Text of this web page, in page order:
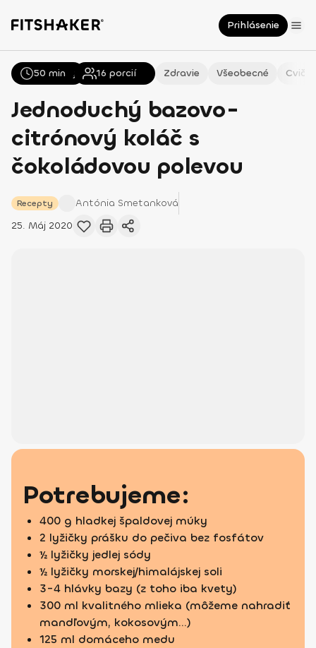
Prihlásenie
Všetky Recepty Zdravie Všeobecné
Jednoduchý bazovo-
citrónový koláč s
čokoládovou polevou
Recepty Antónia Smetanková
25. Máj 2020
50 min 16 porcií
Potrebujeme:
400 g hladkej špaldovej múky
2 lyžičky prášku do pečiva bez fosfátov
½ lyžičky jedlej sódy
½ lyžičky morskej/himalájskej soli
3-4 hlávky bazy (z toho iba kvety)
300 ml kvalitného mlieka (môžeme nahradiť
mandľovým, kokosovým...)
125 ml domáceho medu